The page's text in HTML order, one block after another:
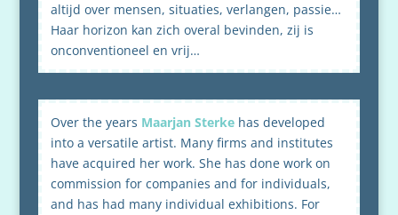
altijd over mensen, situaties, verlangen, passie…
Haar horizon kan zich overal bevinden, zij is
onconventioneel en vrij…
Over the years Maarjan Sterkehas developed
into a versatile artist. Many firms and institutes
have acquired her work. She has done work on
commission for companies and for individuals,
and has had many individual exhibitions. For